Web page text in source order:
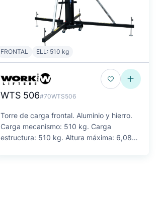
FRONTAL ELL: 510 kg
WTS 506#70WTS506
Torre de carga frontal. Aluminio y hierro.
Carga mecanismo: 510 kg. Carga
estructura: 510 kg. Altura máxima: 6,08